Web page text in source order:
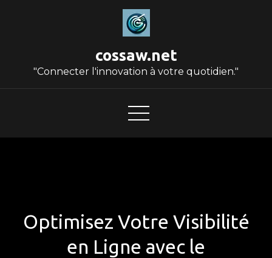
cossaw.net
"Connecter l'innovation à votre quotidien."
Optimisez Votre Visibilité
en Ligne avec le